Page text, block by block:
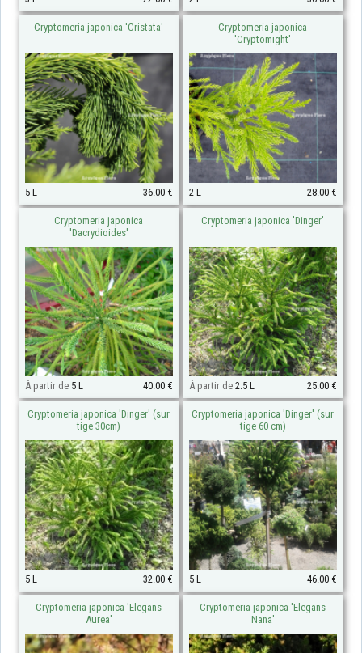
Cryptomeria japonica 'Cristata'
5 L 36.00 €
Cryptomeria japonica
'Cryptomight'
2 L 28.00 €
Cryptomeria japonica
'Dacrydioides'
À partir de 5 L 40.00 €
Cryptomeria japonica 'Dinger'
À partir de2.5 L 25.00 €
Cryptomeria japonica 'Dinger' (sur
tige 30cm)
5 L 32.00 €
Cryptomeria japonica 'Dinger' (sur
tige 60 cm)
5 L 46.00 €
Cryptomeria japonica 'Elegans
Aurea'
Cryptomeria japonica 'Elegans
Nana'